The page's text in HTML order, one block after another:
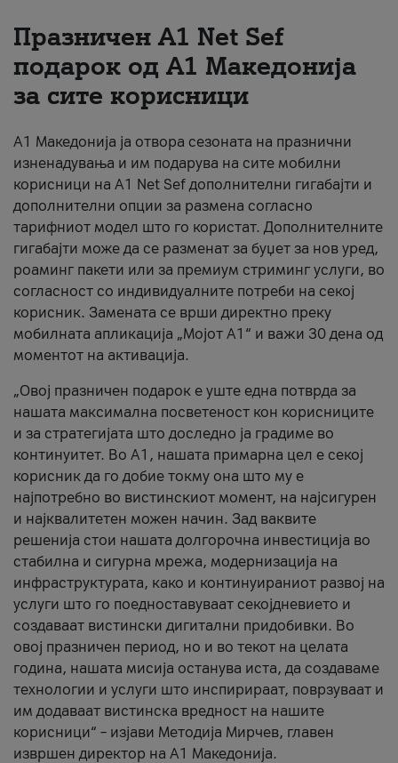
За нас
#ПодобарОнлајн
Празничен A1 Net Sеf
подарок од А1 Македонија
за сите корисници
А1 Македонија ја отвора сезоната на празнични
изненадувања и им подарува на сите мобилни
корисници на A1 Net Sef дополнителни гигабајти и
дополнителни опции за размена согласно
тарифниот модел што го користат. Дополнителните
гигабајти може да се разменат за буџет за нов уред,
роаминг пакети или за премиум стриминг услуги, во
согласност со индивидуалните потреби на секој
корисник. Замената се врши директно преку
мобилната апликација „Мојот А1“ и важи 30 дена од
моментот на активација.
„Овој празничен подарок е уште една потврда за
нашата максимална посветеност кон корисниците
и за стратегијата што доследно ја градиме во
континуитет. Во А1, нашата примарна цел е секој
корисник да го добие токму она што му е
најпотребно во вистинскиот момент, на најсигурен
и најквалитетен можен начин. Зад ваквите
решенија стои нашата долгорочна инвестиција во
стабилна и сигурна мрежа, модернизација на
инфраструктурата, како и континуираниот развој на
услуги што го поедноставуваат секојдневието и
создаваат вистински дигитални придобивки. Во
овој празничен период, но и во текот на целата
година, нашата мисија останува иста, да создаваме
технологии и услуги што инспирираат, поврзуваат и
им додаваат вистинска вредност на нашите
корисници“ – изјави Методија Мирчев, главен
извршен директор на А1 Македонија.